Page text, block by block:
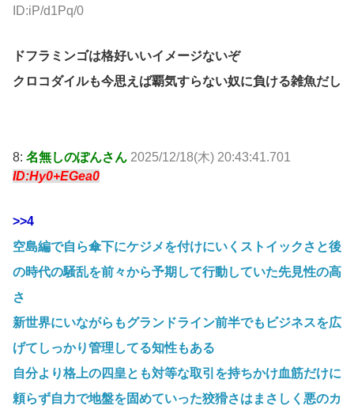
ID:iP/d1Pq/0
ドフラミンゴは格好いいイメージないぞ
クロコダイルも今思えば覇気すらない奴に負ける雑魚だし
8: 名無しのぽんさん 2025/12/18(木) 20:43:41.701
ID:Hy0+EGea0
>>4
空島編で自ら傘下にケジメを付けにいくストイックさと後
の時代の騒乱を前々から予期して行動していた先見性の高
さ
新世界にいながらもグランドライン前半でもビジネスを広
げてしっかり管理してる知性もある
自分より格上の四皇とも対等な取引を持ちかけ血筋だけに
頼らず自力で地盤を固めていった狡猾さはまさしく悪のカ